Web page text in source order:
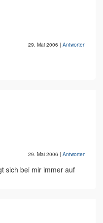
29. Mai 2006 | Antworten
29. Mai 2006 | Antworten
sich bei mir immer auf